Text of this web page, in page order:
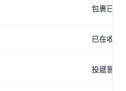
包裹已裝
已在收件
投遞嘗試